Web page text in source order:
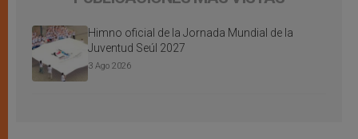
Himno oficial de la Jornada Mundial de la
Juventud Seúl 2027
3 Ago 2026